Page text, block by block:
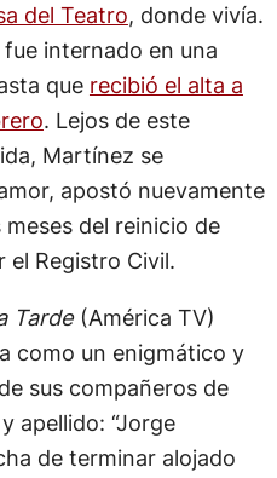
del Teatro, donde vivía.
internado en una
que recibió el alta a
. Lejos de este
Martínez se
apostó nuevamente
del reinicio de
el Registro Civil.
Tarde (América TV)
como un enigmático y
sus compañeros de
apellido: “Jorge
de terminar alojado